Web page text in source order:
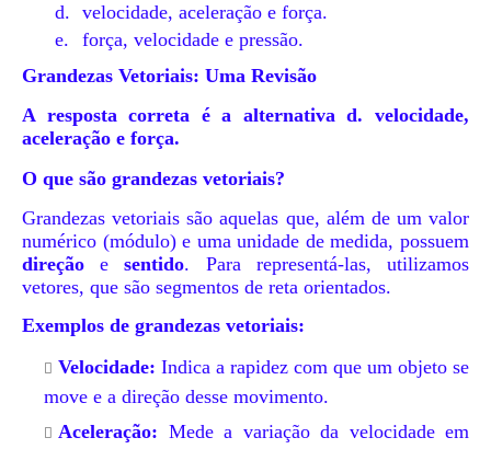
d. velocidade, aceleração e força.
e.
força, velocidade e pressão.
Grandezas Vetoriais: Uma Revisão
A resposta correta é a alternativa d. velocidade,
aceleração e força.
O que são grandezas vetoriais?
Grandezas vetoriais são aquelas que, além de um valor
numérico (módulo) e uma unidade de medida, possuem
direção esentido. Para representá-las, utilizamos
vetores, que são segmentos de reta orientados.
Exemplos de grandezas vetoriais:
Velocidade: Indica a rapidez com que um objeto se
move e a direção desse movimento.
Aceleração: Mede a variação da velocidade em